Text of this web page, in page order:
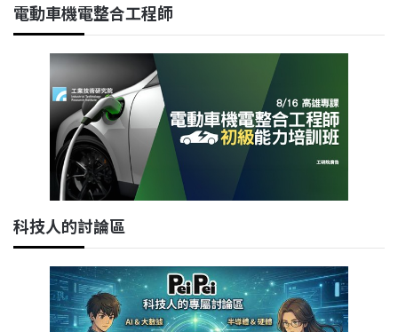
電動車機電整合工程師
科技人的討論區